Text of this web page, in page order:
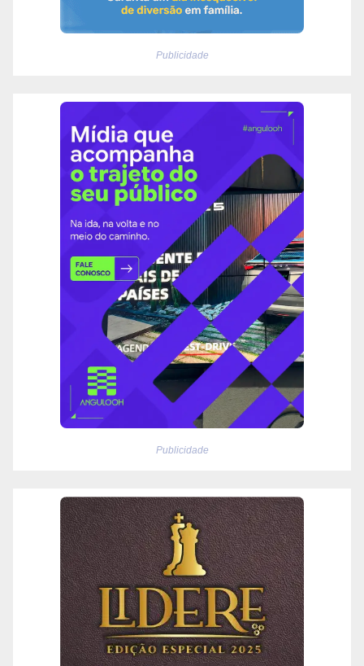
Publicidade
Publicidade